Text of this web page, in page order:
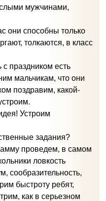
мужчинами,
они способны только
толкаются, в класс
с праздником есть
мальчикам, что они
поздравим, какой-
Устроим
задания?
проведем, в самом
ловкость
сообразительность,
быстроту ребят,
как в серьезном